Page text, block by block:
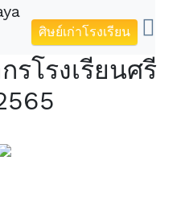
ศิษย์เก่าโรงเรียน
รโรงเรียนศรี